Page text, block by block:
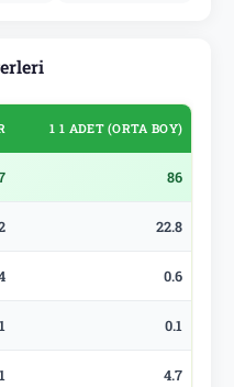
1 1 ADET (ORTA BOY)
86
22.8
0.6
0.1
4.7